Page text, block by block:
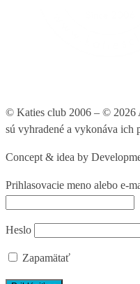
© Katies club 2006 – © 2026
sú vyhradené a vykonáva ich
Concept & idea by
Prihlasovacie meno alebo e-
Heslo
Zapamätať